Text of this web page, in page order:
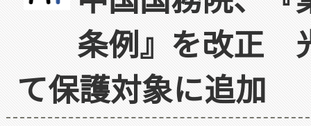
条例』を改正
て保護対象に追加